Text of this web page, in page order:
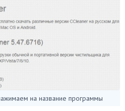
на название программы